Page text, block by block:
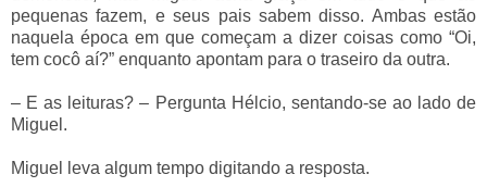
pequenas fazem, e seus pais sabem disso. Ambas estão
naquela época em que começam a dizer coisas como “Oi,
tem cocô aí?” enquanto apontam para o traseiro da outra.
– E as leituras? – Pergunta Hélcio, sentando-se ao lado de
Miguel.
Miguel leva algum tempo digitando a resposta.